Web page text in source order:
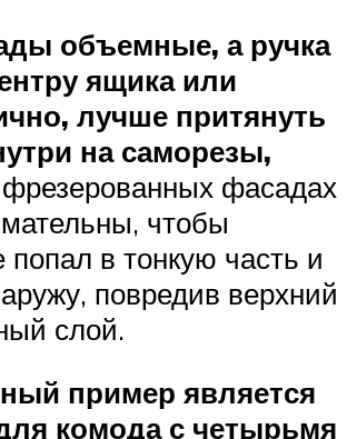
объемные, а ручка
ящика или
лучше притянуть
на саморезы,
фасадах
чтобы
попал в тонкую часть и
повредив верхний
слой.
пример является
комода с четырьмя